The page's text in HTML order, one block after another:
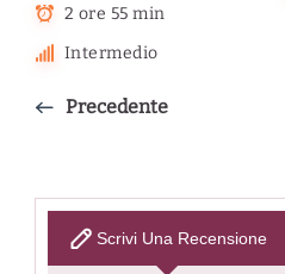
2 ore 55 min
Intermedio
Precedente
Scrivi Una Recensione